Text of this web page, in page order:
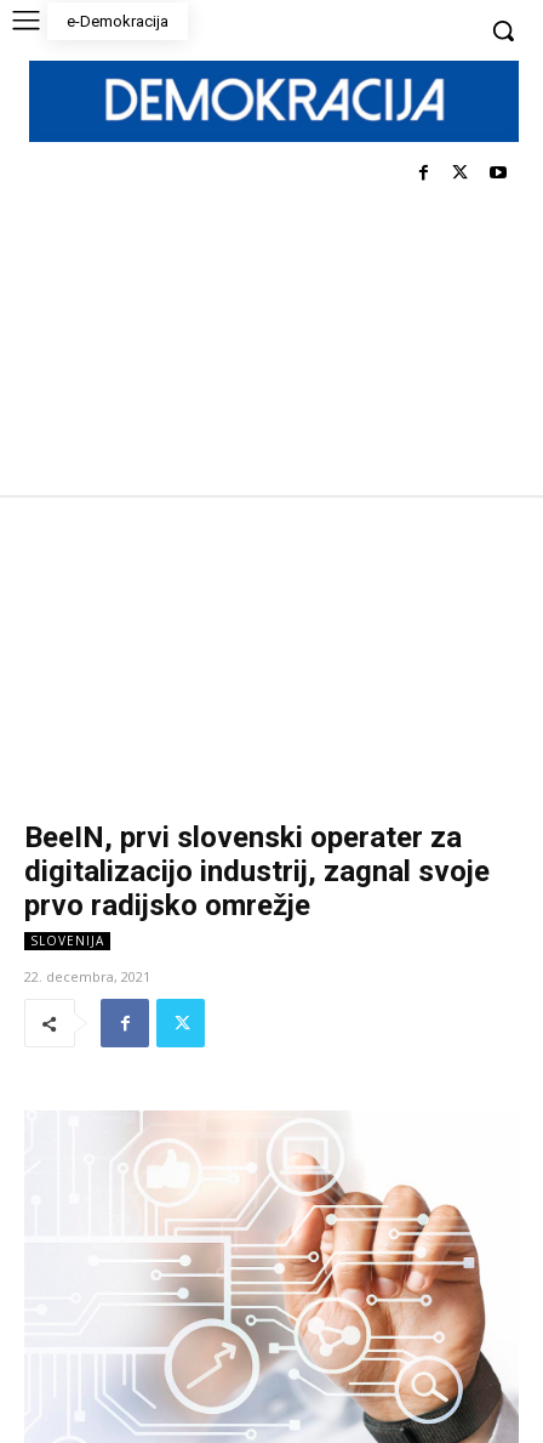
e-Demokracija
BeeIN, prvi slovenski operater za
digitalizacijo industrij, zagnal svoje
prvo radijsko omrežje
SLOVENIJA
22. decembra, 2021